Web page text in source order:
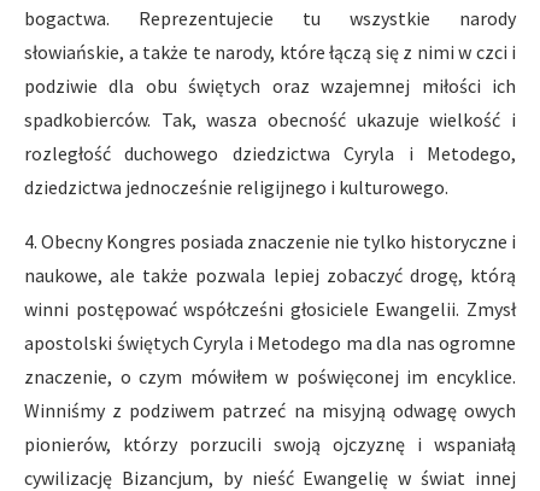
bogactwa. Reprezentujecie tu wszystkie narody
słowiańskie, a także te narody, które łączą się z nimi w czci i
podziwie dla obu świętych oraz wzajemnej miłości ich
spadkobierców. Tak, wasza obecność ukazuje wielkość i
rozległość duchowego dziedzictwa Cyryla i Metodego,
dziedzictwa jednocześnie religijnego i kulturowego.
4. Obecny Kongres posiada znaczenie nie tylko historyczne i
naukowe, ale także pozwala lepiej zobaczyć drogę, którą
winni postępować współcześni głosiciele Ewangelii. Zmysł
apostolski świętych Cyryla i Metodego ma dla nas ogromne
znaczenie, o czym mówiłem w poświęconej im encyklice.
Winniśmy z podziwem patrzeć na misyjną odwagę owych
pionierów, którzy porzucili swoją ojczyznę i wspaniałą
cywilizację Bizancjum, by nieść Ewangelię w świat innej